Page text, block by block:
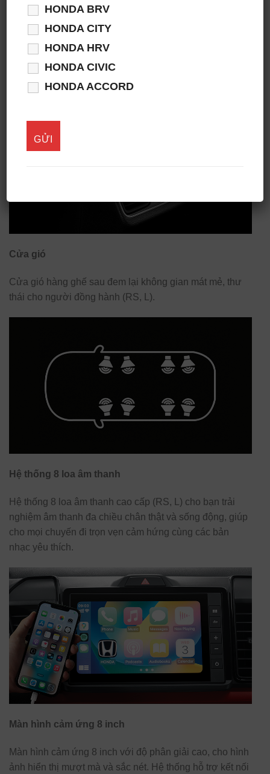
Hệ thống điều hòa tự động
Hệ thống điều hòa tự động 1 vùng (RS, L) tiện nghi với
chế độ
Cửa gió
Cửa gió hàng ghế sau đem lại không gian mát mẻ, thư
thái cho người đồng hành (RS, L).
Hệ thống 8 loa âm thanh
Hệ thống 8 loa âm thanh cao cấp (RS, L) cho bạn trải
nghiệm âm thanh đa chiều chân thật và sống động, giúp
cho mọi chuyến đi trọn vẹn cảm hứng cùng các bản
nhạc yêu thích.
Màn hình cảm ứng 8 inch
Màn hình cảm ứng 8 inch với độ phân giải cao, cho hình
ảnh hiển thị mượt mà và sắc nét. Hệ thống hỗ trợ kết nối
HONDA BRV
HONDA CITY
HONDA HRV
HONDA CIVIC
HONDA ACCORD